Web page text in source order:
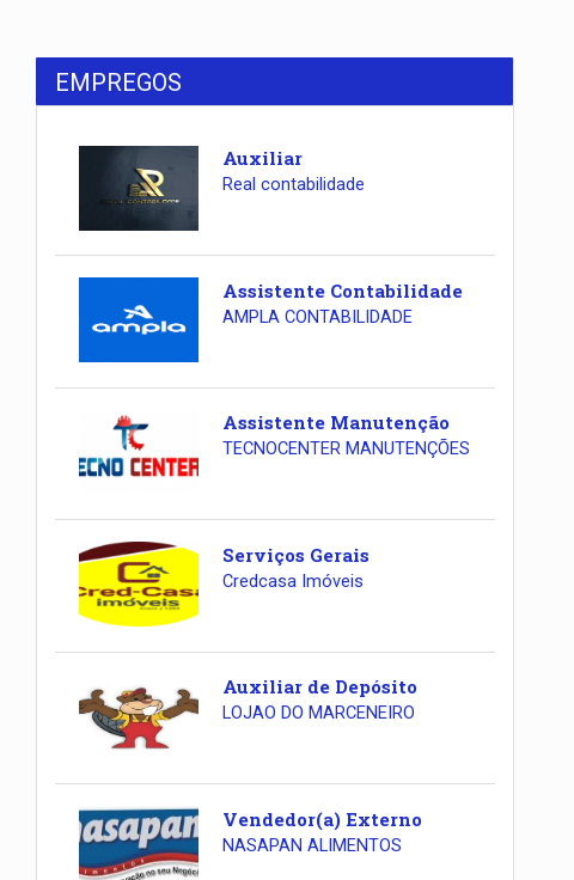
EMPREGOS
Auxiliar
Real contabilidade
Assistente Contabilidade
AMPLA CONTABILIDADE
Assistente Manutenção
TECNOCENTER MANUTENÇÕES
Serviços Gerais
Credcasa Imóveis
Auxiliar de Depósito
LOJAO DO MARCENEIRO
Vendedor(a) Externo
NASAPAN ALIMENTOS